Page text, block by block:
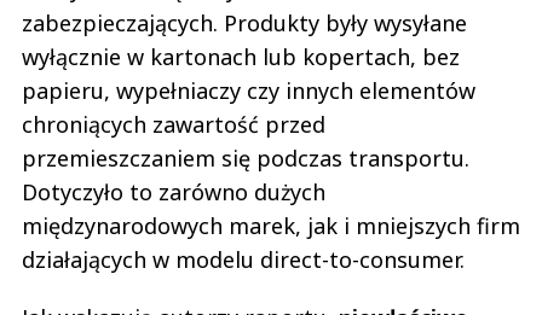
zabezpieczających. Produkty były wysyłane
wyłącznie w kartonach lub kopertach, bez
papieru, wypełniaczy czy innych elementów
chroniących zawartość przed
przemieszczaniem się podczas transportu.
Dotyczyło to zarówno dużych
międzynarodowych marek, jak i mniejszych firm
działających w modelu direct-to-consumer.